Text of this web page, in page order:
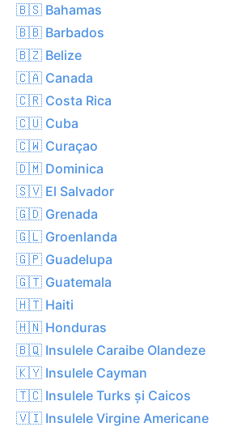
🇧🇸 Bahamas
🇧🇧 Barbados
🇧🇿 Belize
🇨🇦 Canada
🇨🇷 Costa Rica
🇨🇺 Cuba
🇨🇼 Curaçao
🇩🇲 Dominica
🇸🇻 El Salvador
🇬🇩 Grenada
🇬🇱 Groenlanda
🇬🇵 Guadelupa
🇬🇹 Guatemala
🇭🇹 Haiti
🇭🇳 Honduras
🇧🇶 Insulele Caraibe Olandeze
🇰🇾 Insulele Cayman
🇹🇨 Insulele Turks și Caicos
🇻🇮 Insulele Virgine Americane